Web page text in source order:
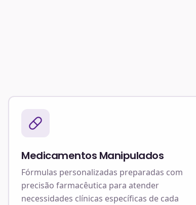
Medicamentos Manipulados
Fórmulas personalizadas preparadas com
precisão farmacêutica para atender
necessidades clínicas específicas de cada